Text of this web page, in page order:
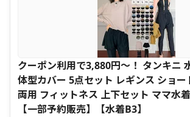
クーポン利用で3,880円〜！ タンキニ
体型カバー 5点セット レギンス ショ
両用 フィットネス 上下セット ママ水
【一部予約販売】【水着B3】